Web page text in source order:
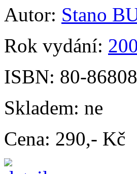
Autor: Stano
Rok vydání:
ISBN: 80-
Skladem: ne
Cena: 290,- Kč